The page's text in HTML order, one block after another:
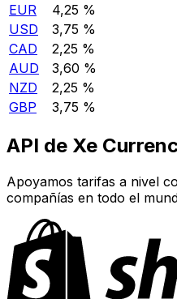
EUR
4,25 %
USD
3,75 %
CAD
2,25 %
AUD
3,60 %
NZD
2,25 %
GBP
3,75 %
API de Xe
Apoyamos tarifas a nivel
compañías en todo el